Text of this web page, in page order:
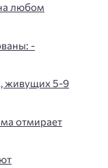
любом
-
живущих 5-9
отмирает